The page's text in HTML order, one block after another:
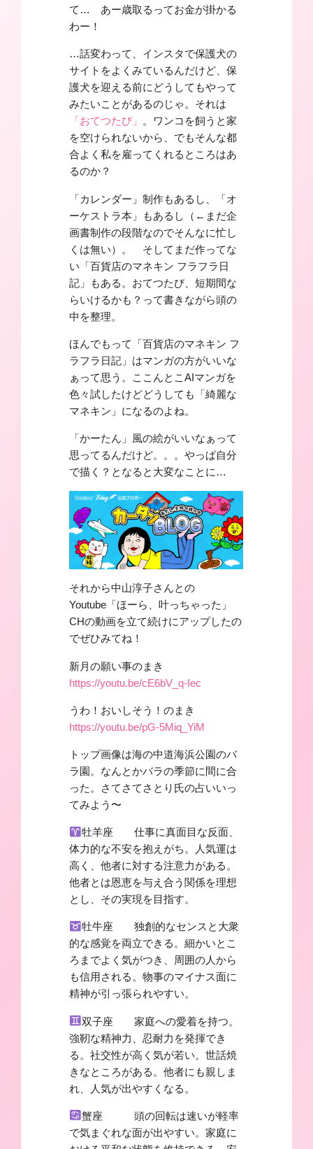
て… あー歳取るってお金が掛かる
わー！
…話変わって、インスタで保護犬の
サイトをよくみているんだけど、保
護犬を迎える前にどうしてもやって
みたいことがあるのじゃ。それは
「おてつたび」 。ワンコを飼うと家
を空けられないから、でもそんな都
合よく私を雇ってくれるところはあ
るのか？
「カレンダー」制作もあるし、「オ
ーケストラ本」もあるし（←まだ企
画書制作の段階なのでそんなに忙し
くは無い）。 そしてまだ作ってな
い「百貨店のマネキン フラフラ日
記」もある。おてつたび、短期間な
らいけるかも？って書きながら頭の
中を整理。
ほんでもって「百貨店のマネキン フ
ラフラ日記」はマンガの方がいいな
ぁって思う。ここんとこAIマンガを
色々試したけどどうしても「綺麗な
マネキン」になるのよね。
「かーたん」風の絵がいいなぁって
思ってるんだけど。。。やっぱ自分
で描く？となると大変なことに…
それから中山淳子さんとの
Youtube「ほーら、叶っちゃった」
CHの動画を立て続けにアップしたの
でぜひみてね！
新月の願い事のまき
https://youtu.be/cE6bV_q-Iec
うわ！おいしそう！のまき
https://youtu.be/pG-5Miq_YiM
トップ画像は海の中道海浜公園のバ
ラ園。なんとかバラの季節に間に合
った。さてさてさとり氏の占いいっ
てみよう〜
牡羊座 仕事に真面目な反面、
体力的な不安を抱えがち。人気運は
高く、他者に対する注意力がある。
他者とは恩恵を与え合う関係を理想
とし、その実現を目指す。
牡牛座 独創的なセンスと大衆
的な感覚を両立できる。細かいとこ
ろまでよく気がつき、周囲の人から
も信用される。物事のマイナス面に
精神が引っ張られやすい。
双子座 家庭への愛着を持つ。
強靭な精神力、忍耐力を発揮でき
る。社交性が高く気が若い。世話焼
きなところがある。他者にも親しま
れ、人気が出やすくなる。
蟹座 頭の回転は速いが軽率
で気まぐれな面が出やすい。家庭に